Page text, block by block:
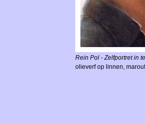
Rein Pol - Zelfportret in
olieverf op linnen,